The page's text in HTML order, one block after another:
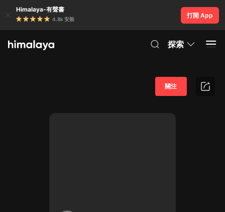
Himalaya-有聲書
4.8k 安裝
打開 App
探索
關注